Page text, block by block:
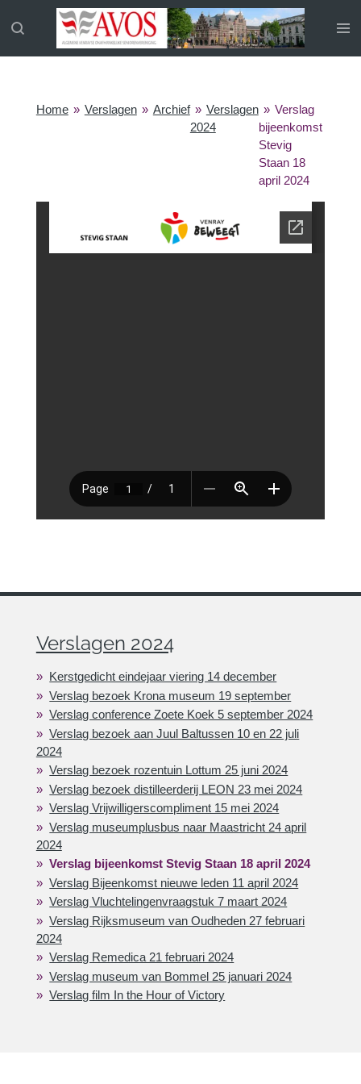
direct
Home » Verslagen » Archief » Verslagen
2024
» Verslag
bijeenkomst
Stevig
Staan 18
april 2024
Verslagen 2024
Kerstgedicht eindejaar viering 14 december
Verslag bezoek Krona museum 19 september
Verslag conference Zoete Koek 5 september 2024
Verslag bezoek aan Juul Baltussen 10 en 22 juli
2024
Verslag bezoek rozentuin Lottum 25 juni 2024
Verslag bezoek distilleerderij LEON 23 mei 2024
Verslag Vrijwilligerscompliment 15 mei 2024
Verslag museumplusbus naar Maastricht 24 april
2024
Verslag bijeenkomst Stevig Staan 18 april 2024
Verslag Bijeenkomst nieuwe leden 11 april 2024
Verslag Vluchtelingenvraagstuk 7 maart 2024
Verslag Rijksmuseum van Oudheden 27 februari
2024
Verslag Remedica 21 februari 2024
Verslag museum van Bommel 25 januari 2024
Verslag film In the Hour of Victory